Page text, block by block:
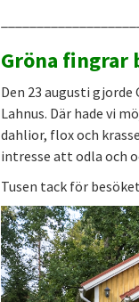
Gröna fingrar
Den 23 augusti
Lahnus. Där hade vi
dahlior, flox och
intresse att odla och
Tusen tack för